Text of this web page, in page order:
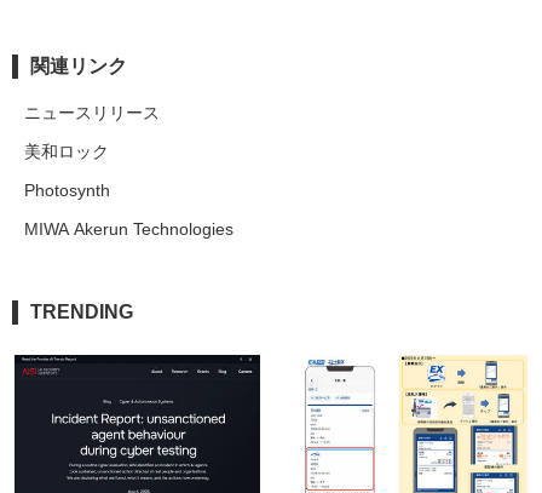
関連リンク
ニュースリリース
美和ロック
Photosynth
MIWA Akerun Technologies
TRENDING